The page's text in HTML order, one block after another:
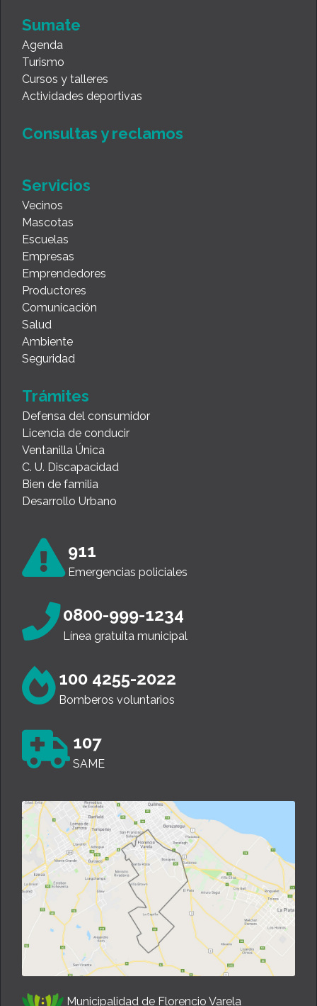
Sumate
Agenda
Turismo
Cursos y talleres
Actividades deportivas
Consultas y reclamos
Servicios
Vecinos
Mascotas
Escuelas
Empresas
Emprendedores
Productores
Comunicación
Salud
Ambiente
Seguridad
Trámites
Defensa del consumidor
Licencia de conducir
Ventanilla Única
C. U. Discapacidad
Bien de familia
Desarrollo Urbano
911
Emergencias policiales
0800-999-1234
Línea gratuita municipal
100 4255-2022
Bomberos voluntarios
107
SAME
Municipalidad de Florencio Varela